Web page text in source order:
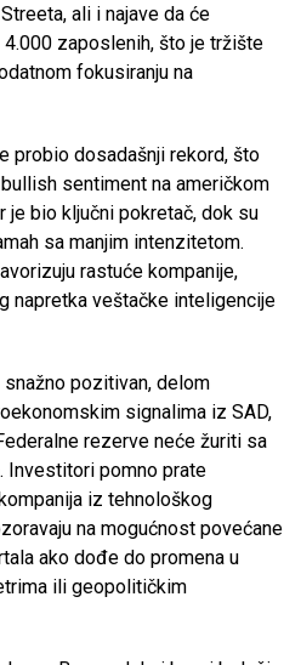
ali i najave da će
zaposlenih, što je tržište
fokusiranju na
probio dosadašnji rekord, što
sentiment na američkom
je bio ključni pokretač, dok su
sa manjim intenzitetom.
rastuće kompanije,
napretka veštačke inteligencije
pozitivan, delom
signalima iz SAD,
rezerve neće žuriti sa
Investitori pomno prate
iz tehnološkog
na mogućnost povećane
ako dođe do promena u
ili geopolitičkim